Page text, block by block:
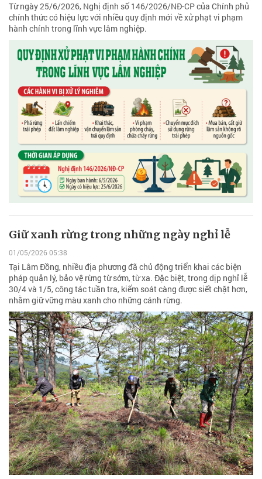
Từ ngày 25/6/2026, Nghị định số 146/2026/NĐ-CP của Chính phủ
chính thức có hiệu lực với nhiều quy định mới về xử phạt vi phạm
hành chính trong lĩnh vực lâm nghiệp.
Giữ xanh rừng trong những ngày nghỉ lễ
01/05/2026 05:38
Tại Lâm Đồng, nhiều địa phương đã chủ động triển khai các biện
pháp quản lý, bảo vệ rừng từ sớm, từ xa. Đặc biệt, trong dịp nghỉ lễ
30/4 và 1/5, công tác tuần tra, kiểm soát càng được siết chặt hơn,
nhằm giữ vững màu xanh cho những cánh rừng.